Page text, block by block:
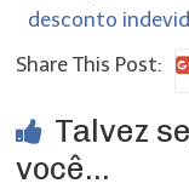
desconto
Share This Post:
Talvez
você...